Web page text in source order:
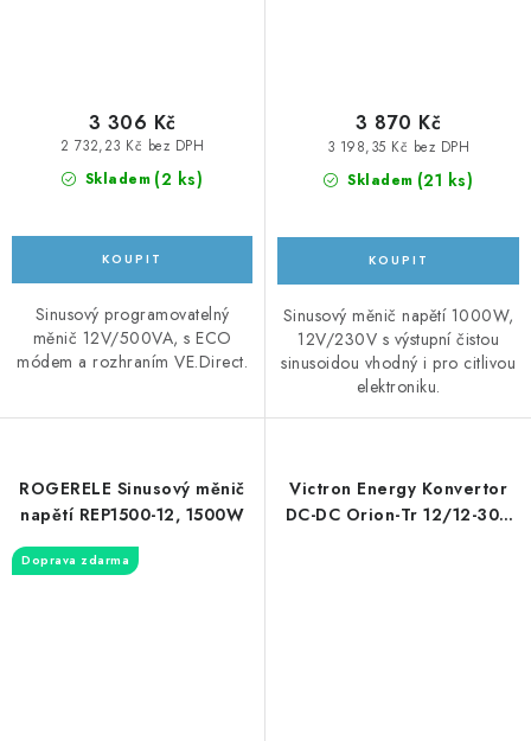
Skladem (2 ks)
2 732,23 Kč bez DPH
3 306 Kč
Sinusový programovatelný
měnič 12V/500VA, s ECO
módem a rozhraním VE.Direct.
Skladem (21 ks)
3 198,35 Kč bez DPH
3 870 Kč
Sinusový měnič napětí 1000W,
12V/230V s výstupní čistou
sinusoidou vhodný i pro citlivou
elektroniku.
ROGERELE Sinusový měnič
napětí REP1500-12, 1500W
Doprava zdarma
Victron Energy Konvertor
DC-DC Orion-Tr 12/12-30A